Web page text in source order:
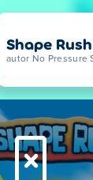
Shape Rush
autor No Pressure